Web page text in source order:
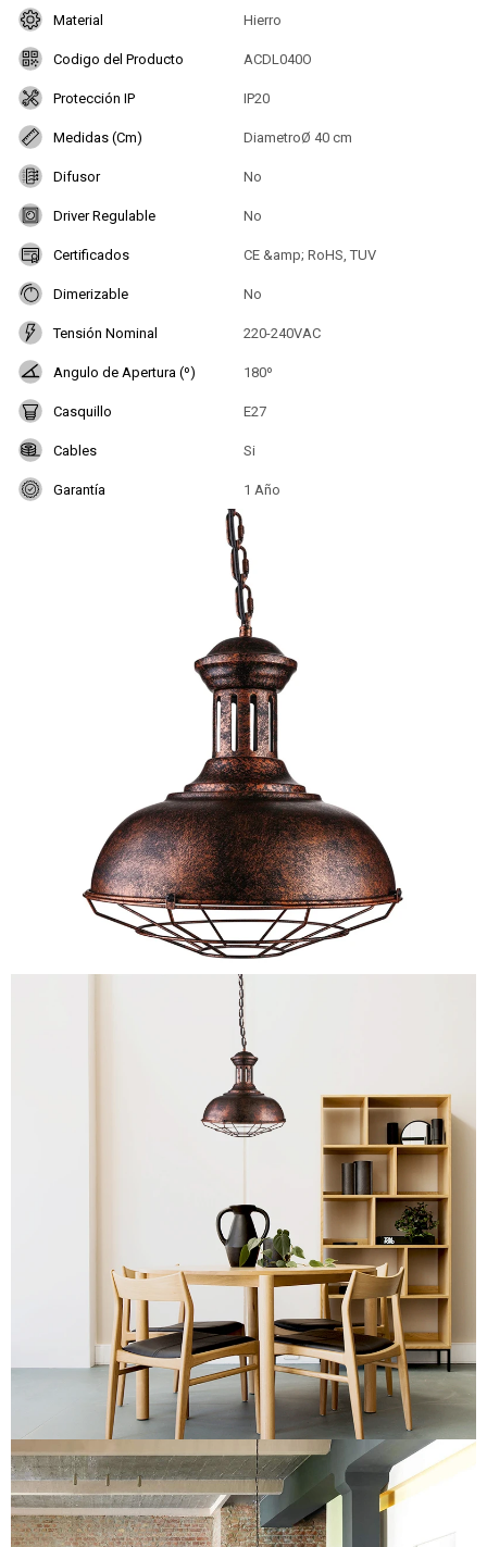
Material Hierro
Codigo del Producto ACDL040O
Protección IP IP20
Medidas (Cm) DiametroØ 40 cm
Difusor No
Driver Regulable No
Certificados CE &amp; RoHS, TUV
Dimerizable No
Tensión Nominal 220-240VAC
Angulo de Apertura (º) 180º
Casquillo E27
Cables Si
Garantía 1 Año